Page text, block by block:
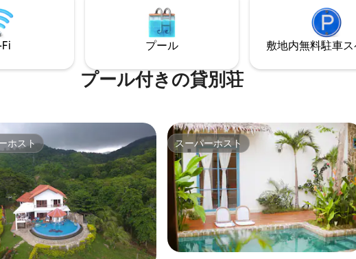
大人2名様：キングサ
ットレス
RASA：ホストのヴィラ｜貸し出
ラ
め、お客様へのサービス提供の
ッフが近くに待機しておりま
プール 敷地内無料駐⁠車
プール付きの貸別荘
ホスト
ホスト スーパーホスト
スーパーホスト